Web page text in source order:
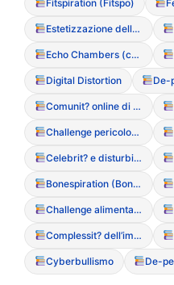
Fitspiration (Fitspo)
Estetizzazione della sofferenza (Glitchcore/Sadfishing)
Echo Chambers (comunit? chiuse Pro-Ana)
Digital Distortion
Comunit? online di supporto (positive e negative)
Challenge pericolose (sfide social legate al peso)
Celebrit? e disturbi alimentari (influenza del racconto mediatico)
Bonespiration (Bonespo)
Challenge alimentari (partecipazione a sfide online pericolose)
Complessit? dell’immagine digitale
Cyberbullismo